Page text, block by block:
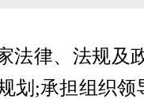
法律、法规及
划;承担组织领